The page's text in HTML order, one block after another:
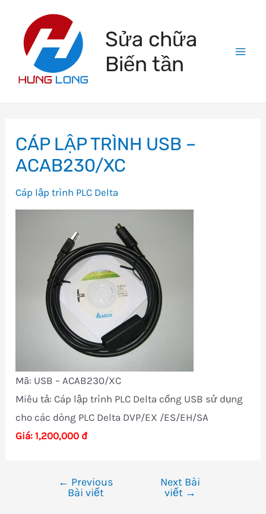
content
Sửa chữa
Biến tần
CÁP LẬP TRÌNH USB –
ACAB230/XC
Cáp lập trình PLC Delta
Mã: USB – ACAB230/XC
Miêu tả: Cáp lập trình PLC Delta cổng USB sử dụng
cho các dòng PLC Delta DVP/EX /ES/EH/SA
Giá: 1,200,000 đ
← Previous
Bài viết
Next Bài
viết →